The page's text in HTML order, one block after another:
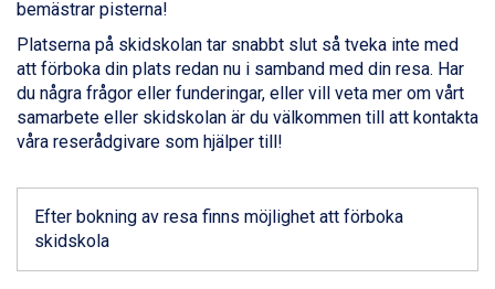
Saalbach från 9.445 kr.
Champoluc från 5.945 kr.
Sestriere från 6.945 kr.
Ischgl från 11.295 kr.
Wagrain från 7.095 kr.
Fieberbrunn från 9.645 kr.
St. Anton från 11.245 kr.
Zell am See från 6.295 kr.
Canazei från 7.195 kr.
bemästrar pisterna!
Platserna på skidskolan tar snabbt slut så tveka inte med
att förboka din plats redan nu i samband med din resa. Har
du några frågor eller funderingar, eller vill veta mer om vårt
samarbete eller skidskolan är du välkommen till att kontakta
våra reserådgivare som hjälper till!
Efter bokning av resa finns möjlighet att förboka
skidskola